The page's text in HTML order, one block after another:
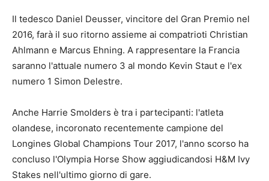
Il tedesco Daniel Deusser, vincitore del Gran Premio nel
2016, farà il suo ritorno assieme ai compatrioti Christian
Ahlmann e Marcus Ehning. A rappresentare la Francia
saranno l'attuale numero 3 al mondo Kevin Staut e l'ex
numero 1 Simon Delestre.
Anche Harrie Smolders è tra i partecipanti: l'atleta
olandese, incoronato recentemente campione del
Longines Global Champions Tour 2017, l'anno scorso ha
concluso l'Olympia Horse Show aggiudicandosi H&M Ivy
Stakes nell'ultimo giorno di gare.